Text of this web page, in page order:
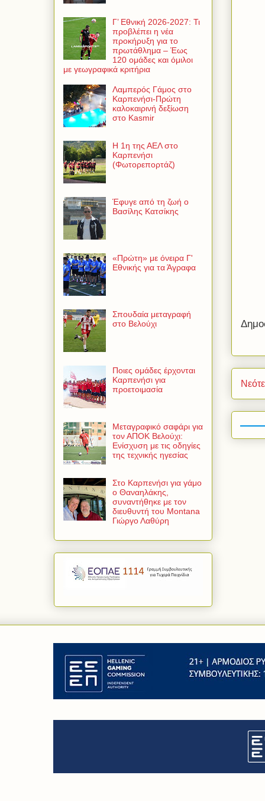
Γ’ Εθνική 2026-2027: Τι
προβλέπει η νέα
προκήρυξη για το
πρωτάθλημα – Έως
120 ομάδες και όμιλοι
με γεωγραφικά κριτήρια
Λαμπερός Γάμος στο
Καρπενήσι-Πρώτη
καλοκαιρινή δεξίωση
στο Kasmir
Η 1η της ΑΕΛ στο
Καρπενήσι
(Φωτορεπορτάζ)
Έφυγε από τη ζωή ο
Βασίλης Κατσίκης
«Πρώτη» με όνειρα Γ'
Εθνικής για τα Άγραφα
Σπουδαία μεταγραφή
στο Βελούχι
Ποιες ομάδες έρχονται
Καρπενήσι για
προετοιμασία
Μεταγραφικό σαφάρι για
τον ΑΠΟΚ Βελούχι:
Ενίσχυση με τις οδηγίες
της τεχνικής ηγεσίας
Στο Καρπενήσι για γάμο
ο Θαναηλάκης,
συναντήθηκε με τον
διευθυντή του Montana
Γιώργο Λαθύρη